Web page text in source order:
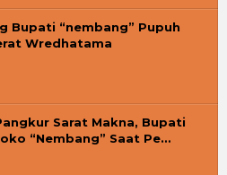
Bupati “nembang” Pupuh
Wredhatama
Sarat Makna, Bupati
“Nembang” Saat Pe…